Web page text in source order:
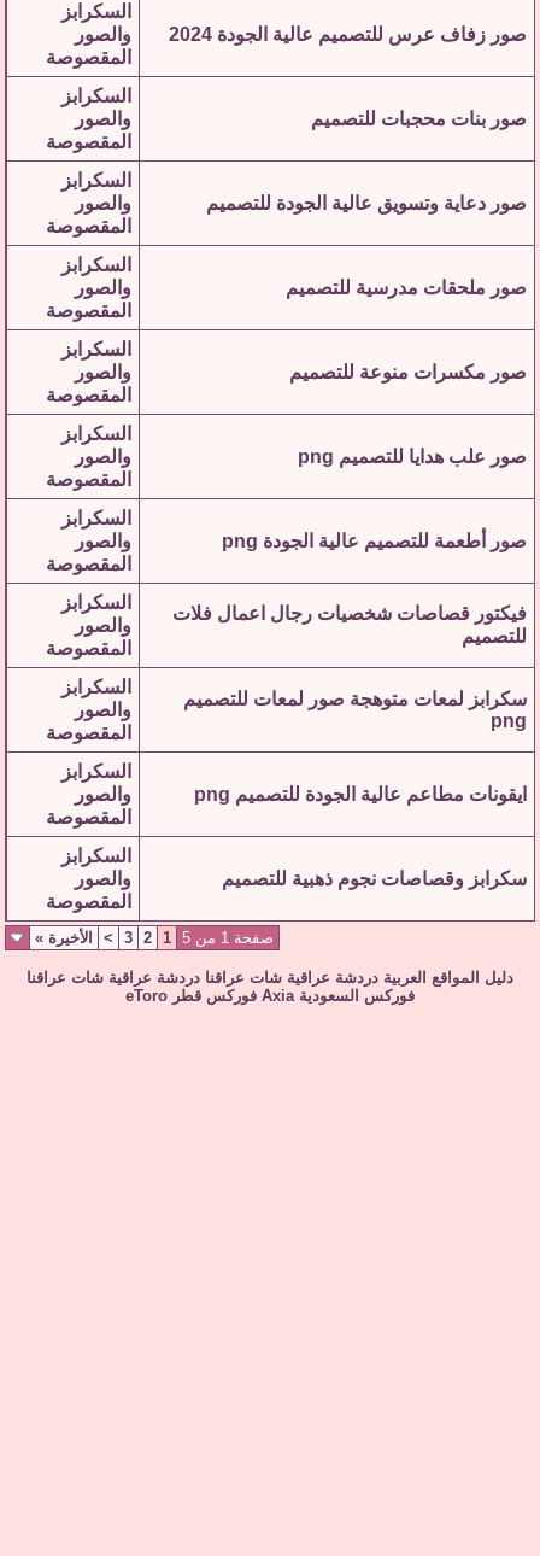
صور زفاف عرس للتصميم عالية الجودة 2024
السكرابز
والصور
المقصوصة
صور بنات محجبات للتصميم
السكرابز
والصور
المقصوصة
صور دعاية وتسويق عالية الجودة للتصميم
السكرابز
والصور
المقصوصة
صور ملحقات مدرسية للتصميم
السكرابز
والصور
المقصوصة
صور مكسرات منوعة للتصميم
السكرابز
والصور
المقصوصة
صور علب هدايا للتصميم png
السكرابز
والصور
المقصوصة
صور أطعمة للتصميم عالية الجودة png
السكرابز
والصور
المقصوصة
فيكتور قصاصات شخصيات رجال اعمال فلات
للتصميم
السكرابز
والصور
المقصوصة
سكرابز لمعات متوهجة صور لمعات للتصميم
png
السكرابز
والصور
المقصوصة
ايقونات مطاعم عالية الجودة للتصميم png
السكرابز
والصور
المقصوصة
سكرابز وقصاصات نجوم ذهبية للتصميم
السكرابز
والصور
المقصوصة
صفحة 1 من 5 1
2
3
> الأخيرة »
دليل المواقع العربية دردشة عراقية شات عراقنا دردشة عراقية شات عراقنا
فوركس السعودية Axia فوركس قطر eToro